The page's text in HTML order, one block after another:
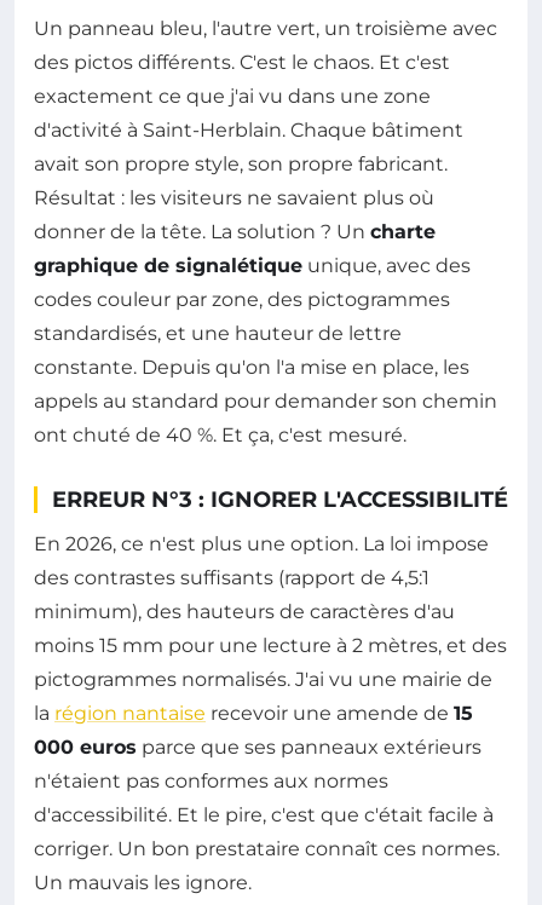
Un panneau bleu, l'autre vert, un troisième avec
des pictos différents. C'est le chaos. Et c'est
exactement ce que j'ai vu dans une zone
d'activité à Saint-Herblain. Chaque bâtiment
avait son propre style, son propre fabricant.
Résultat : les visiteurs ne savaient plus où
donner de la tête. La solution ? Un charte
graphique de signalétique unique, avec des
codes couleur par zone, des pictogrammes
standardisés, et une hauteur de lettre
constante. Depuis qu'on l'a mise en place, les
appels au standard pour demander son chemin
ont chuté de 40 %. Et ça, c'est mesuré.
ERREUR N°3 : IGNORER L'ACCESSIBILITÉ
En 2026, ce n'est plus une option. La loi impose
des contrastes suffisants (rapport de 4,5:1
minimum), des hauteurs de caractères d'au
moins 15 mm pour une lecture à 2 mètres, et des
pictogrammes normalisés. J'ai vu une mairie de
la région nantaise recevoir une amende de 15
000 euros parce que ses panneaux extérieurs
n'étaient pas conformes aux normes
d'accessibilité. Et le pire, c'est que c'était facile à
corriger. Un bon prestataire connaît ces normes.
Un mauvais les ignore.